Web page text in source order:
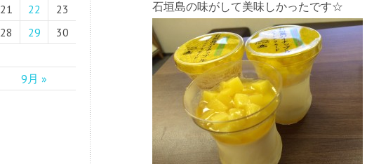
石垣島の味がして美味しかったです☆
9月 »
21 22
23
28 29
30